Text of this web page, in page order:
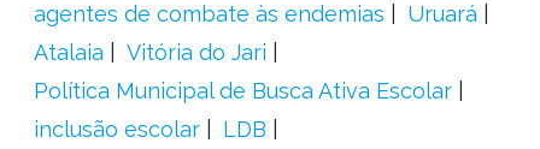
agentes de combate às endemias
Uruará
Atalaia
Vitória do Jari
Política Municipal de Busca Ativa Escolar
inclusão escolar
LDB